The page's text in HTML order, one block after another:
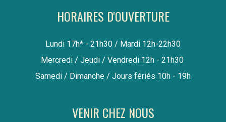
HORAIRES D'OUVERTURE
Lundi 17h* - 21h30 / Mardi 12h-22h30
Mercredi / Jeudi / Vendredi 12h - 21h30
Samedi / Dimanche / Jours fériés 10h - 19h
VENIR CHEZ NOUS